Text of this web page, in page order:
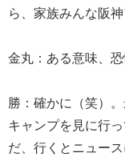
ら、家族みんな阪
金丸：ある意味、
勝：確かに（笑）
キャンプを見に行
だ、行くとニュー